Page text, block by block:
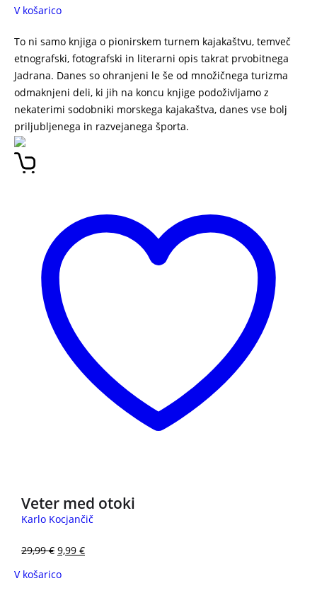
V košarico
To ni samo knjiga o pionirskem turnem kajakaštvu, temveč
etnografski, fotografski in literarni opis takrat prvobitnega
Jadrana. Danes so ohranjeni le še od množičnega turizma
odmaknjeni deli, ki jih na koncu knjige podoživljamo z
nekaterimi sodobniki morskega kajakaštva, danes vse bolj
priljubljenega in razvejanega športa.
Veter med otoki
Karlo Kocjančič
29,99€ 9,99 €
V košarico